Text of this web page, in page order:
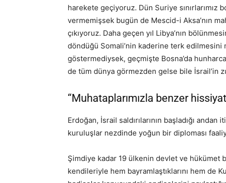
harekete geçiyoruz. Dün Suriye sınırlarımız
vermemişsek bugün de Mescid-i Aksa’nın
çıkıyoruz. Daha geçen yıl Libya’nın
döndüğü Somali’nin kaderine terk edilmesini
göstermediysek, geçmişte Bosna’da
de tüm dünya görmezden gelse bile İsrail’in
“Muhataplarımızla benzer
Erdoğan, İsrail saldırılarının başladığı
kuruluşlar nezdinde yoğun bir diploması
Şimdiye kadar 19 ülkenin devlet ve hükümet
kendileriyle hem bayramlaştıklarını hem de